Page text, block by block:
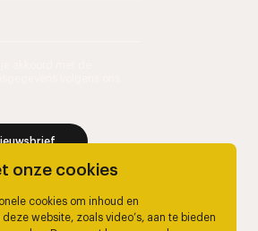
onze cookies
cookies om inhoud en
website, zoals video’s, aan te bieden